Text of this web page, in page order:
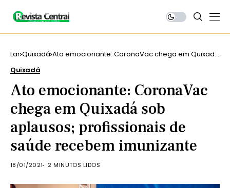
Lar Quixadá Ato emocionante: CoronaVac chega em Quixadá
Quixadá
Ato emocionante: CoronaVac
chega em Quixadá sob
aplausos; profissionais de
saúde recebem imunizante
18/01/2021 2 MINUTOS LIDOS